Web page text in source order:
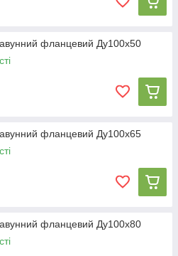
фланцевий Ду100х50
фланцевий Ду100х65
фланцевий Ду100х80